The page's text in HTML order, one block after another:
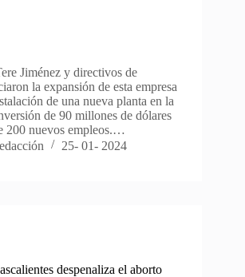
Jiménez y directivos de
la expansión de esta empresa
de una nueva planta en la
de 90 millones de dólares
200 nuevos empleos.…
25- 01- 2024
despenaliza el aborto